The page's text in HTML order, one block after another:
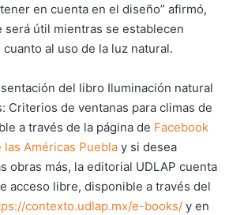
en cuenta en el diseño” afirmó,
será útil mientras se establecen
al uso de la luz natural.
del libro Iluminación natural
Criterios de ventanas para climas de
a través de la página de Facebook
Américas Puebla y si desea
obras más, la editorial UDLAP cuenta
acceso libre, disponible a través del
contexto.udlap.mx/e-books/ y en